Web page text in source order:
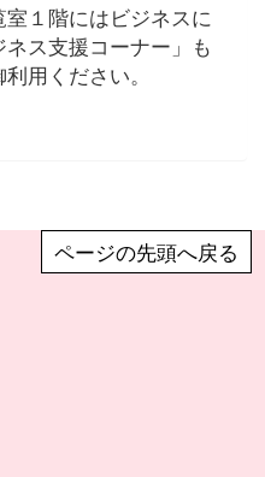
１階にはビジネスに
ス支援コーナー」も
用ください。
ページの先頭へ戻る